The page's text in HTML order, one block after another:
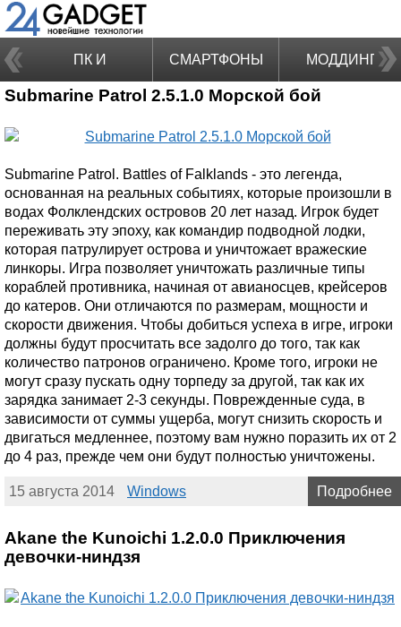
ПК И
НОУТБУКИ
СМАРТФОНЫ МОДДИНГ
Submarine Patrol 2.5.1.0 Морской бой
Submarine Patrol. Battles of Falklands - это легенда,
основанная на реальных событиях, которые произошли в
водах Фолклендских островов 20 лет назад. Игрок будет
переживать эту эпоху, как командир подводной лодки,
которая патрулирует острова и уничтожает вражеские
линкоры. Игра позволяет уничтожать различные типы
кораблей противника, начиная от авианосцев, крейсеров
до катеров. Они отличаются по размерам, мощности и
скорости движения. Чтобы добиться успеха в игре, игроки
должны будут просчитать все задолго до того, так как
количество патронов ограничено. Кроме того, игроки не
могут сразу пускать одну торпеду за другой, так как их
зарядка занимает 2-3 секунды. Поврежденные суда, в
зависимости от суммы ущерба, могут снизить скорость и
двигаться медленнее, поэтому вам нужно поразить их от 2
до 4 раз, прежде чем они будут полностью уничтожены.
15 августа 2014 Windows Подробнее
Akane the Kunoichi 1.2.0.0 Приключения
девочки-ниндзя